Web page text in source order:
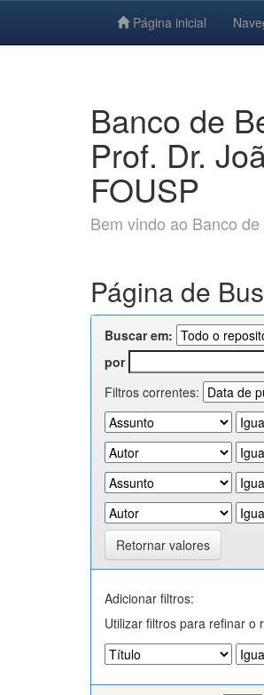
Página inicial
Banco de
Prof. Dr.
FOUSP
Bem vindo ao Banco
Página de
Buscar em:
por
Filtros correntes:
Retornar valores
Adicionar filtros:
Utilizar filtros para refinar o